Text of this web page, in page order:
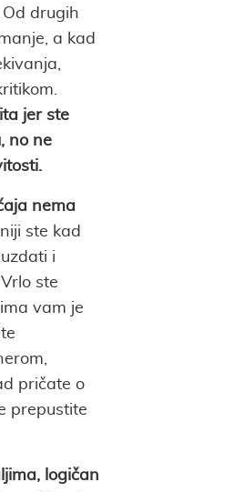
drugih
a kad
jer ste
no ne
nema
ste kad
i
ste
vam je
pričate o
prepustite
logičan